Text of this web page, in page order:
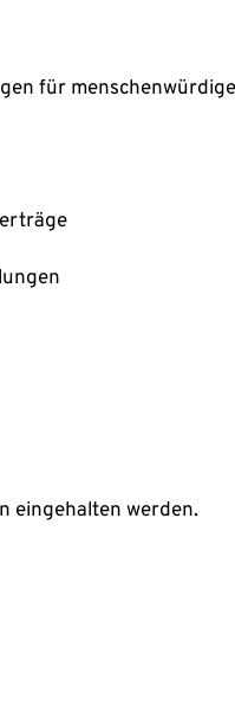
für menschenwürdige
eingehalten werden.